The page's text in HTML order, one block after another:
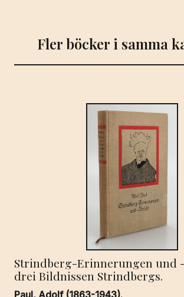
Fler böcker i samma
Strindberg-Erinnerungen und
drei Bildnissen Strindbergs.